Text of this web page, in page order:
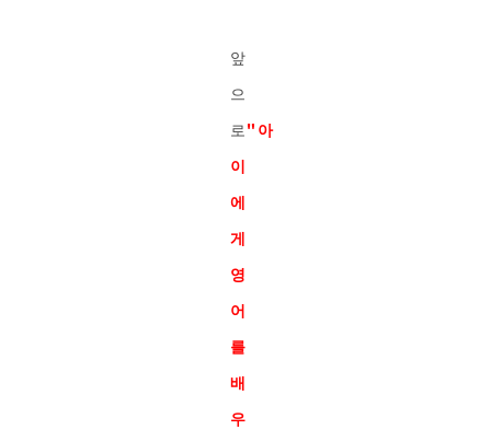
앞
으
로"아
이
에
게
영
어
를
배
우